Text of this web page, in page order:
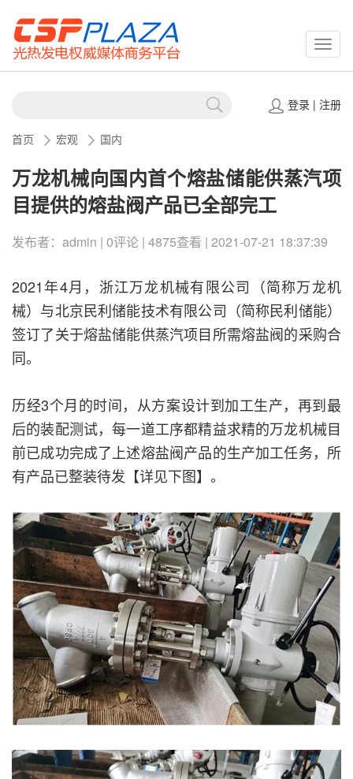
登录| 注册
首页 宏观 国内
万龙机械向国内首个熔盐储能供蒸汽项
目提供的熔盐阀产品已全部完工
发布者：admin | 0评论 | 4875查看 | 2021-07-21 18:37:39
2021年4月，浙江万龙机械有限公司（简称万龙机
械）与北京民利储能技术有限公司（简称民利储能）
签订了关于熔盐储能供蒸汽项目所需熔盐阀的采购合
同。
历经3个月的时间，从方案设计到加工生产，再到最
后的装配测试，每一道工序都精益求精的万龙机械目
前已成功完成了上述熔盐阀产品的生产加工任务，所
有产品已整装待发【详见下图】。